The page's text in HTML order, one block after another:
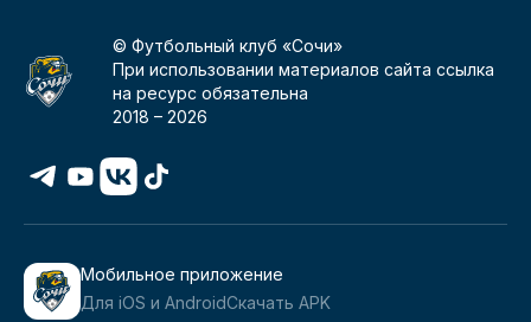
© Футбольный клуб «Сочи»
При использовании материалов сайта ссылка
на ресурс обязательна
2018 –2026
Мобильное приложение
Для iOS и AndroidСкачать APK